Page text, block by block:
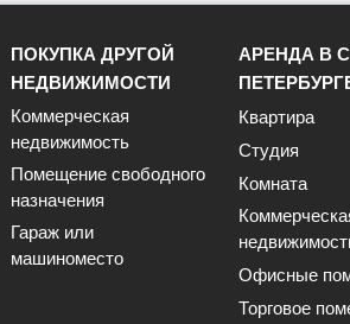
ПОКУПКА ДРУГОЙ
НЕДВИЖИМОСТИ
Коммерческая
недвижимость
Помещение свободного
назначения
Гараж или
машиноместо
АРЕНДА В
Квартира
Студия
Комната
Офисные
Торговое